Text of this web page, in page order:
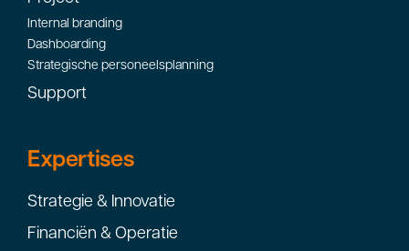
Internal branding
Dashboarding
Strategische personeelsplanning
Support
Expertises
Strategie & Innovatie
Financiën & Operatie